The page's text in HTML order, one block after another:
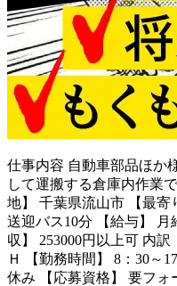
仕事内容 自動車部品ほか
して運搬する倉庫内作業
地】 千葉県流山市 【最
送迎バス10分 【給与】
収】 253000円以上可 内訳
Ｈ 【勤務時間】 8：30～
休み 【応募資格】 要フォ